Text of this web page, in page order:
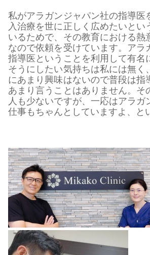
私がアラガンジャパン社の指導医
入治療を世に正しく広めたいとい
いるためで、その教育における熱
なので依頼を受けています。アラ
指導医ということを利用して有名
そうにしたい気持ちは私には無く
にあまり興味はないので普段は指
あまり言うことはありません。そ
人も少ないですが、一応はアラガ
仕事もちゃんとしていますよ、と